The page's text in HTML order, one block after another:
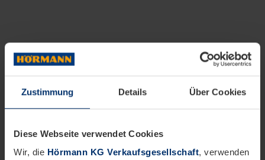
Zustimmung Details Über Cookies
Diese Webseite verwendet Cookies
Wir, die Hörmann KG Verkaufsgesellschaft, verwenden